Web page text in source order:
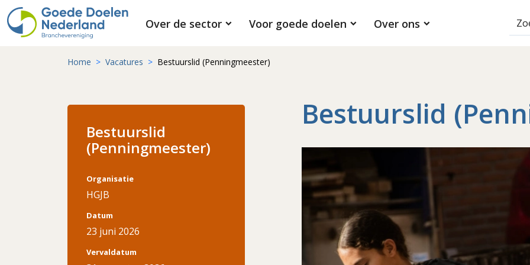
Over de sector Voor goede doelen Over ons
Home Vacatures Bestuurslid (Penningmeester)
Bestuurslid
Bestuurslid
(Penningmeester)
Organisatie
HGJB
Datum
23 juni 2026
Vervaldatum